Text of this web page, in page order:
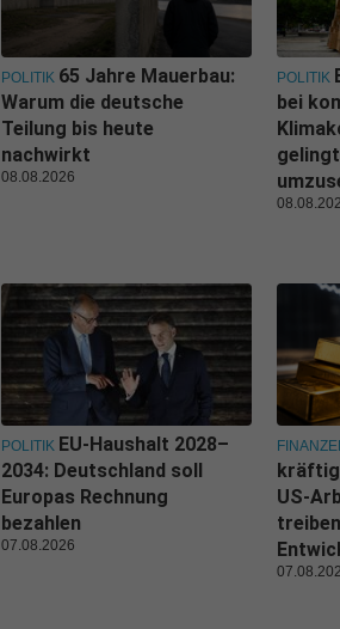
POLITIK 65 Jahre Mauerbau:
Warum die deutsche
Teilung bis heute
nachwirkt
08.08.2026
POLITIK
bei
POLITIK EU-Haushalt 2028–
2034: Deutschland soll
Europas Rechnung
bezahlen
07.08.2026
kräftig
US-